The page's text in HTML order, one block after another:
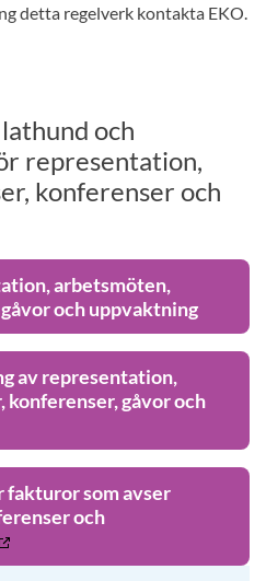
detta regelverk kontakta EKO.
och
representation,
konferenser och
arbetsmöten,
och uppvaktning
av representation,
gåvor och
som avser
och